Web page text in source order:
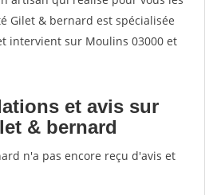
Gilet & bernard est spécialisée
intervient sur Moulins 03000 et
et avis sur
& bernard
n'a pas encore reçu d'avis et